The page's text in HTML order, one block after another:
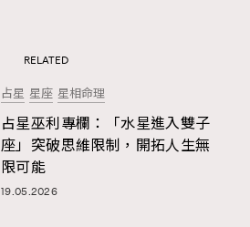
RELATED
占星 星座 星相命理
占星巫利專欄：「水星進入雙子
座」突破思維限制，開拓人生無
限可能
19.05.2026